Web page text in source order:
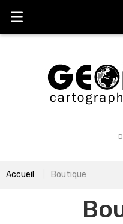
Accueil Boutique